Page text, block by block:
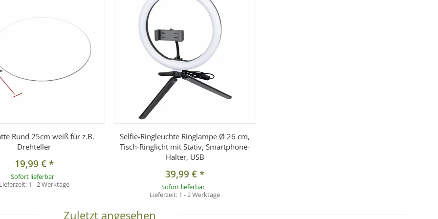
Rund 25cm weiß für z.B.
Drehteller
19,99 €*
Sofort lieferbar
Lieferzeit: 1 - 2 Werktage
Selfie-Ringleuchte Ringlampe Ø 26 cm,
Tisch-Ringlicht mit Stativ, Smartphone-
Halter, USB
39,99 €*
Sofort lieferbar
Lieferzeit: 1 - 2 Werktage
Zuletzt angesehen